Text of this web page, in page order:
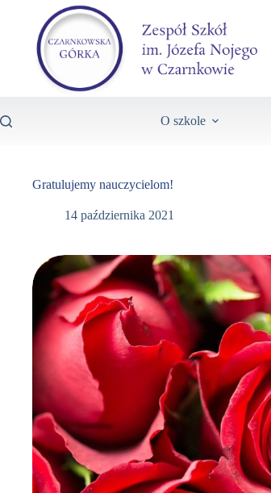
O szkole
Gratulujemy nauczycielom!
14 października 2021